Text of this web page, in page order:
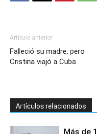
Artículo anterior
Falleció su madre, pero
Cristina viajó a Cuba
Artículos relacionados
Más de